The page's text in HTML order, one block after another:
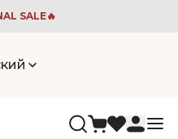
SALE🔥